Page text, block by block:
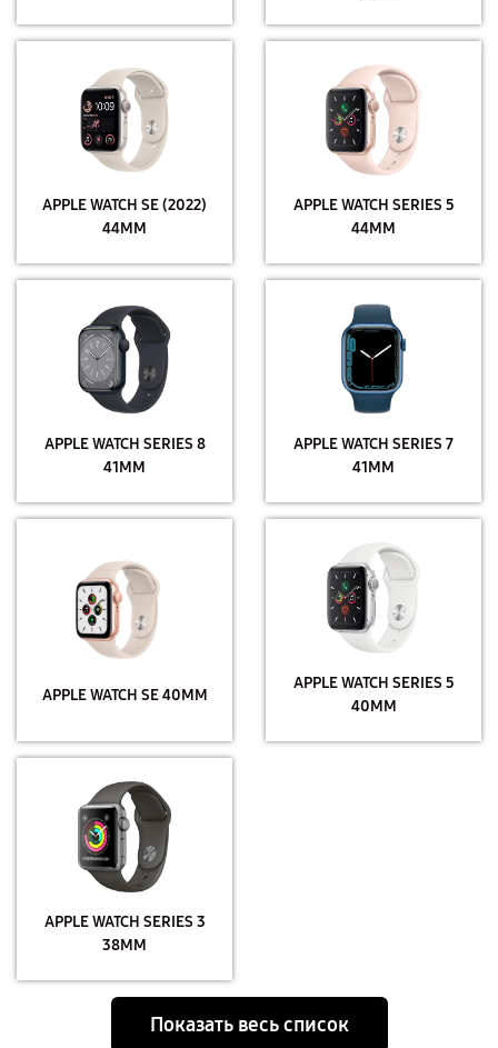
APPLE WATCH SE (2022)
44MM
APPLE WATCH SERIES 5
44MM
APPLE WATCH SERIES 8
41MM
APPLE WATCH SERIES 7
41MM
APPLE WATCH SE 40MM
APPLE WATCH SERIES 5
40MM
APPLE WATCH SERIES 3
38MM
Показать весь список